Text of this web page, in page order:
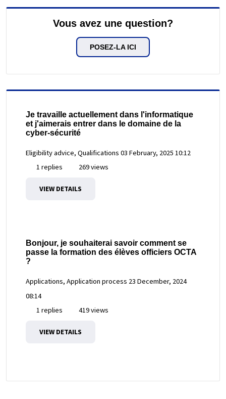
Vous avez une question?
POSEZ-LA ICI
Je travaille actuellement dans l'informatique
et j'aimerais entrer dans le domaine de la
cyber-sécurité
Eligibility advice, Qualifications 03 February, 2025 10:12
1 replies
269 views
VIEW DETAILS
Bonjour, je souhaiterai savoir comment se
passe la formation des élèves officiers OCTA
?
Applications, Application process 23 December, 2024
08:14
1 replies
419 views
VIEW DETAILS